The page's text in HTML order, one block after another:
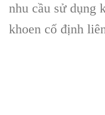
nhu cầu sử dụng
khoen cố định